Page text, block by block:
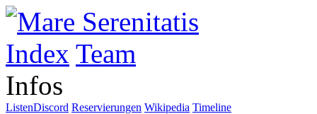
Index Team
Infos
ListenDiscord Reservierungen Wikipedia Timeline